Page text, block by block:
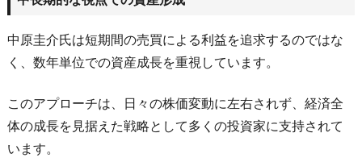
中原圭介氏は短期間の売買による利益を追求するのではな
く、数年単位での資産成長を重視しています。
このアプローチは、日々の株価変動に左右されず、経済全
体の成長を見据えた戦略として多くの投資家に支持されて
います。